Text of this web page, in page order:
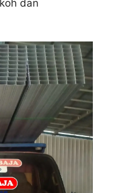
dan